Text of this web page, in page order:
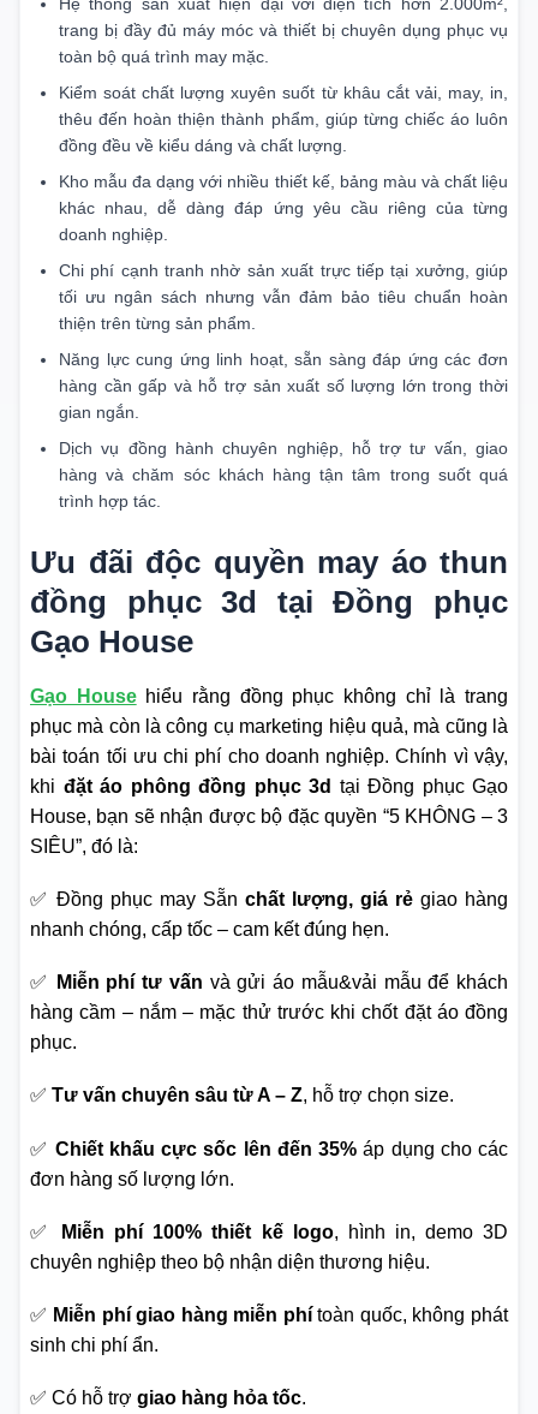
trang bị đầy đủ máy móc và thiết bị chuyên dụng phục vụ
toàn bộ quá trình may mặc.
Kiểm soát chất lượng xuyên suốt từ khâu cắt vải, may, in,
thêu đến hoàn thiện thành phẩm, giúp từng chiếc áo luôn
đồng đều về kiểu dáng và chất lượng.
Kho mẫu đa dạng với nhiều thiết kế, bảng màu và chất liệu
khác nhau, dễ dàng đáp ứng yêu cầu riêng của từng
doanh nghiệp.
Chi phí cạnh tranh nhờ sản xuất trực tiếp tại xưởng, giúp
tối ưu ngân sách nhưng vẫn đảm bảo tiêu chuẩn hoàn
thiện trên từng sản phẩm.
Năng lực cung ứng linh hoạt, sẵn sàng đáp ứng các đơn
hàng cần gấp và hỗ trợ sản xuất số lượng lớn trong thời
gian ngắn.
Dịch vụ đồng hành chuyên nghiệp, hỗ trợ tư vấn, giao
hàng và chăm sóc khách hàng tận tâm trong suốt quá
trình hợp tác.
Ưu đãi độc quyền may áo thun
đồng phục 3d tại Đồng phục
Gạo House
Gạo Househiểu rằng đồng phục không chỉ là trang
phục mà còn là công cụ marketing hiệu quả, mà cũng là
bài toán tối ưu chi phí cho doanh nghiệp. Chính vì vậy,
khi đặt áo phông đồng phục 3d tại Đồng phục Gạo
House, bạn sẽ nhận được bộ đặc quyền “5 KHÔNG – 3
SIÊU”, đó là:
✅ Đồng phục may Sẵn chất lượng, giá rẻ giao hàng
nhanh chóng, cấp tốc – cam kết đúng hẹn.
✅ Miễn phí tư vấn và gửi áo mẫu&vải mẫu để khách
hàng cầm – nắm – mặc thử trước khi chốt đặt áo đồng
phục.
✅ Tư vấn chuyên sâu từ A – Z, hỗ trợ chọn size.
✅ Chiết khấu cực sốc lên đến 35% áp dụng cho các
đơn hàng số lượng lớn.
✅ Miễn phí 100% thiết kế logo, hình in, demo 3D
chuyên nghiệp theo bộ nhận diện thương hiệu.
✅ Miễn phí giao hàng miễn phítoàn quốc, không phát
sinh chi phí ẩn.
✅ Có hỗ trợ giao hàng hỏa tốc.